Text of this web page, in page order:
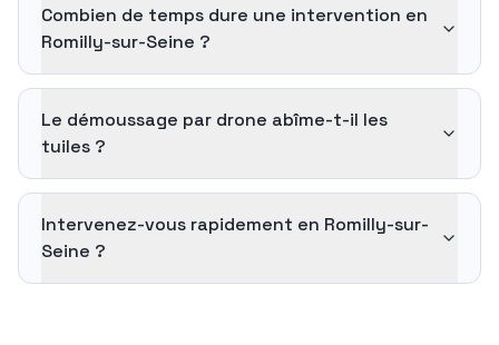
Combien de temps dure une intervention en
Romilly-sur-Seine ?
Le démoussage par drone abîme-t-il les
tuiles ?
Intervenez-vous rapidement en Romilly-sur-
Seine ?